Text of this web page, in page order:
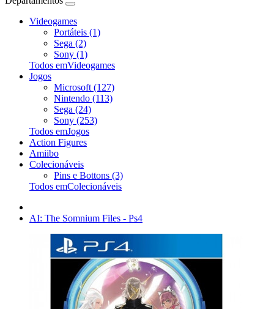
Videogames
Portáteis (1)
Sega (2)
Sony (1)
Todos emVideogames
Jogos
Microsoft (127)
Nintendo (113)
Sega (24)
Sony (253)
Todos emJogos
Action Figures
Amiibo
Colecionáveis
Pins e Bottons (3)
Todos emColecionáveis
AI: The Somnium Files - Ps4